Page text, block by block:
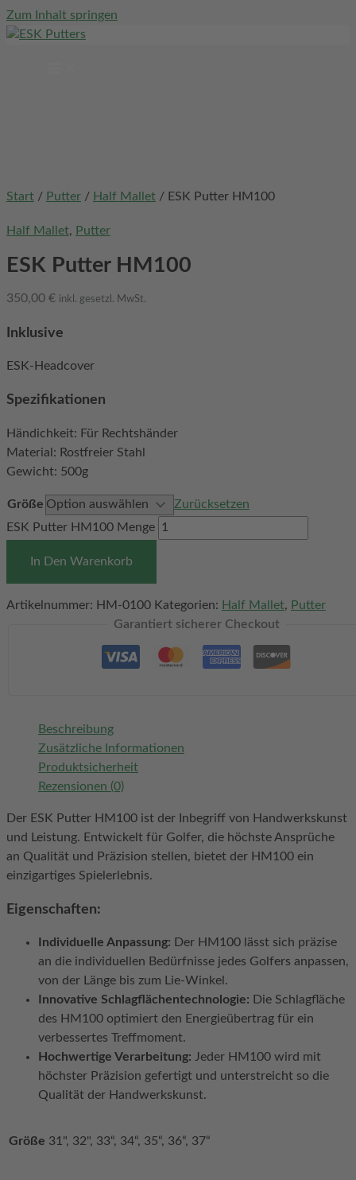
Zum Inhalt springen
Start / Putter / Half Mallet / ESK Putter HM100
Half Mallet, Putter
ESK Putter HM100
350,00 € inkl. gesetzl. MwSt.
Inklusive
ESK-Headcover
Spezifikationen
Händichkeit: Für Rechtshänder
Material: Rostfreier Stahl
Gewicht: 500g
Größe
Zurücksetzen
ESK Putter HM100 Menge
In Den Warenkorb
Artikelnummer: HM-0100 Kategorien: Half Mallet, Putter
Garantiert sicherer Checkout
Beschreibung
Zusätzliche Informationen
Produktsicherheit
Rezensionen (0)
Der ESK Putter HM100 ist der Inbegriff von Handwerkskunst
und Leistung. Entwickelt für Golfer, die höchste Ansprüche
an Qualität und Präzision stellen, bietet der HM100 ein
einzigartiges Spielerlebnis.
Eigenschaften:
Individuelle Anpassung: Der HM100 lässt sich präzise
an die individuellen Bedürfnisse jedes Golfers anpassen,
von der Länge bis zum Lie-Winkel.
Innovative Schlagflächentechnologie: Die Schlagfläche
des HM100 optimiert den Energieübertrag für ein
verbessertes Treffmoment.
Hochwertige Verarbeitung: Jeder HM100 wird mit
höchster Präzision gefertigt und unterstreicht so die
Qualität der Handwerkskunst.
Größe 31", 32", 33“, 34“, 35“, 36“, 37“